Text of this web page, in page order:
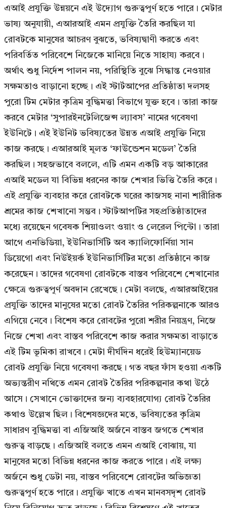
এআই প্রযুক্তি উন্নয়নে এই উদ্যোগ গুরুত্বপূর্ণ হতে পারে। মেটার
ভাষ্য অনুযায়ী, এআরআই এমন প্রযুক্তি তৈরি করছিল যা
রোবটকে মানুষের আচরণ বুঝতে, ভবিষ্যদ্বাণী করতে এবং
পরিবর্তিত পরিবেশে নিজেকে মানিয়ে নিতে সাহায্য করবে।
অর্থাৎ শুধু নির্দেশ পালন নয়, পরিস্থিতি বুঝে সিদ্ধান্ত নেওয়ার
সক্ষমতাও বাড়ানো হচ্ছে। এই স্টার্টআপের প্রতিষ্ঠাতা দলসহ
পুরো টিম মেটার কৃত্রিম বুদ্ধিমত্তা বিভাগে যুক্ত হবে। তারা কাজ
করবে মেটার ‘সুপারইনটেলিজেন্স ল্যাবস’ নামের গবেষণা
ইউনিটে। এই ইউনিট ভবিষ্যতের উন্নত এআই প্রযুক্তি নিয়ে
কাজ করছে। এআরআই মূলত ‘ফাউন্ডেশন মডেল’ তৈরি
করছিল। সহজভাবে বললে, এটি এমন একটি বড় আকারের
এআই মডেল যা বিভিন্ন ধরনের কাজ শেখার ভিত্তি তৈরি করে।
এই প্রযুক্তি ব্যবহার করে রোবটকে ঘরের কাজসহ নানা শারীরিক
শ্রমের কাজ শেখানো সম্ভব। স্টার্টআপটির সহপ্রতিষ্ঠাতাদের
মধ্যে রয়েছেন গবেষক শিয়াওলং ওয়াং ও লেরেল পিন্টো। তারা
আগে এনভিডিয়া, ইউনিভার্সিটি অব ক্যালিফোর্নিয়া সান
ডিয়েগো এবং নিউইয়র্ক ইউনিভার্সিটির মতো প্রতিষ্ঠানে কাজ
করেছেন। তাদের গবেষণা রোবটকে বাস্তব পরিবেশে শেখানোর
ক্ষেত্রে গুরুত্বপূর্ণ অবদান রেখেছে। মেটা বলছে, এআরআইয়ের
প্রযুক্তি তাদের মানুষের মতো রোবট তৈরির পরিকল্পনাকে আরও
এগিয়ে নেবে। বিশেষ করে রোবটের পুরো শরীর নিয়ন্ত্রণ, নিজে
নিজে শেখা এবং বাস্তব পরিবেশে কাজ করার সক্ষমতা বাড়াতে
এই টিম ভূমিকা রাখবে। মেটা দীর্ঘদিন ধরেই হিউম্যানয়েড
রোবট প্রযুক্তি নিয়ে গবেষণা করছে। গত বছর ফাঁস হওয়া একটি
অভ্যন্তরীণ নথিতে এমন রোবট তৈরির পরিকল্পনার কথা উঠে
আসে। সেখানে ভোক্তাদের জন্য ব্যবহারযোগ্য রোবট তৈরির
কথাও উল্লেখ ছিল। বিশেষজ্ঞদের মতে, ভবিষ্যতের কৃত্রিম
সাধারণ বুদ্ধিমত্তা বা এজিআই অর্জনে বাস্তব জগতে শেখার
গুরুত্ব বাড়ছে। এজিআই বলতে এমন এআই বোঝায়, যা
মানুষের মতো বিভিন্ন ধরনের কাজ করতে পারে। এই লক্ষ্য
অর্জনে শুধু ডেটা নয়, বাস্তব পরিবেশে রোবটের অভিজ্ঞতা
গুরুত্বপূর্ণ হতে পারে। প্রযুক্তি খাতে এখন মানবসদৃশ রোবট